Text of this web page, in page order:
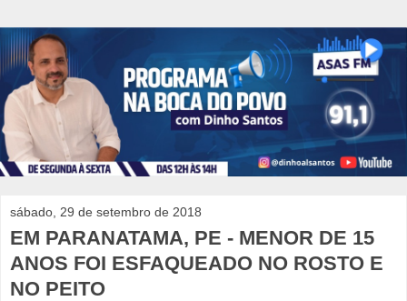
sábado, 29 de setembro de 2018
EM PARANATAMA, PE - MENOR DE 15
ANOS FOI ESFAQUEADO NO ROSTO E
NO PEITO